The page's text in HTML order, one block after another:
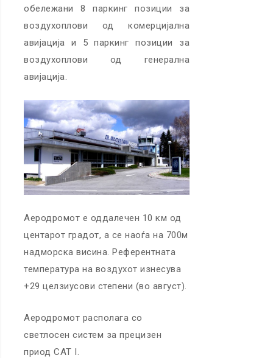
обележани 8 паркинг позиции за
воздухоплови од комерцијална
авијација и 5 паркинг позиции за
воздухоплови од генерална
авијација.
Аеродромот е оддалечен 10 км од
центарот градот, а се наоѓа на 700м
надморска висина. Референтната
температура на воздухот изнесува
+29 целзиусови степени (во август).
Аеродромот располага со
светлосен систем за прецизен
приод CAT I.